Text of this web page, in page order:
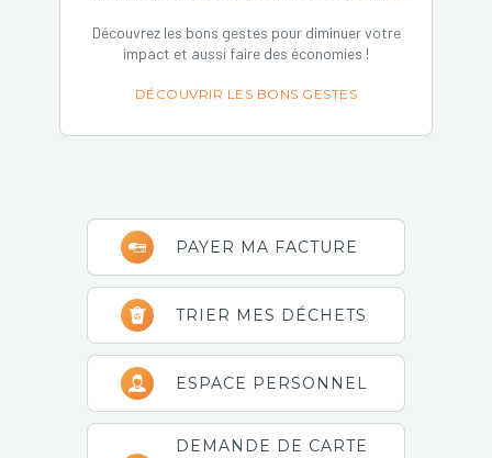
Découvrez les bons gestes pour diminuer votre
impact et aussi faire des économies !
DÉCOUVRIR LES BONS GESTES
Barre
latérale
principale
PAYER MA FACTURE
TRIER MES DÉCHETS
ESPACE PERSONNEL
DEMANDE DE CARTE